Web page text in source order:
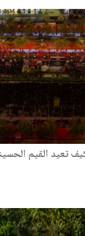
تعيد القيم